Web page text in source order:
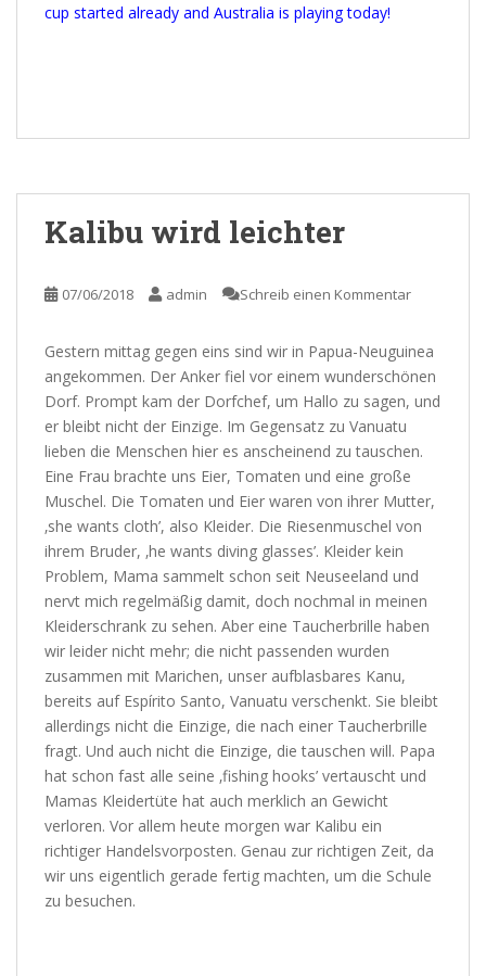
cup started already and Australia is playing today!
Kalibu wird leichter
07/06/2018 admin Schreib einen Kommentar
Gestern mittag gegen eins sind wir in Papua-Neuguinea
angekommen. Der Anker fiel vor einem wunderschönen
Dorf. Prompt kam der Dorfchef, um Hallo zu sagen, und
er bleibt nicht der Einzige. Im Gegensatz zu Vanuatu
lieben die Menschen hier es anscheinend zu tauschen.
Eine Frau brachte uns Eier, Tomaten und eine große
Muschel. Die Tomaten und Eier waren von ihrer Mutter,
‚she wants cloth’, also Kleider. Die Riesenmuschel von
ihrem Bruder, ‚he wants diving glasses’. Kleider kein
Problem, Mama sammelt schon seit Neuseeland und
nervt mich regelmäßig damit, doch nochmal in meinen
Kleiderschrank zu sehen. Aber eine Taucherbrille haben
wir leider nicht mehr; die nicht passenden wurden
zusammen mit Marichen, unser aufblasbares Kanu,
bereits auf Espírito Santo, Vanuatu verschenkt. Sie bleibt
allerdings nicht die Einzige, die nach einer Taucherbrille
fragt. Und auch nicht die Einzige, die tauschen will. Papa
hat schon fast alle seine ‚fishing hooks’ vertauscht und
Mamas Kleidertüte hat auch merklich an Gewicht
verloren. Vor allem heute morgen war Kalibu ein
richtiger Handelsvorposten. Genau zur richtigen Zeit, da
wir uns eigentlich gerade fertig machten, um die Schule
zu besuchen.